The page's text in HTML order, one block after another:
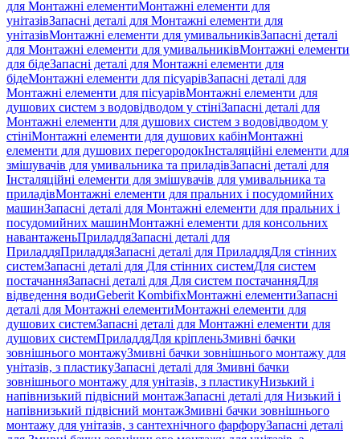
для Монтажні елементиМонтажні елементи для
унітазівЗапасні деталі для Монтажні елементи для
унітазівМонтажні елементи для умивальниківЗапасні деталі
для Монтажні елементи для умивальниківМонтажні елементи
для бідеЗапасні деталі для Монтажні елементи для
бідеМонтажні елементи для пісуарівЗапасні деталі для
Монтажні елементи для пісуарівМонтажні елементи для
душових систем з водовідводом у стініЗапасні деталі для
Монтажні елементи для душових систем з водовідводом у
стініМонтажні елементи для душових кабінМонтажні
елементи для душових перегородокІнсталяційні елементи для
змішувачів для умивальника та приладівЗапасні деталі для
Інсталяційні елементи для змішувачів для умивальника та
приладівМонтажні елементи для пральних і посудомийних
машинЗапасні деталі для Монтажні елементи для пральних і
посудомийних машинМонтажні елементи для консольних
навантаженьПриладдяЗапасні деталі для
ПриладдяПриладдяЗапасні деталі для ПриладдяДля стінних
системЗапасні деталі для Для стінних системДля систем
постачанняЗапасні деталі для Для систем постачанняДля
відведення водиGeberit KombifixМонтажні елементиЗапасні
деталі для Монтажні елементиМонтажні елементи для
душових системЗапасні деталі для Монтажні елементи для
душових системПриладдяДля кріпленьЗмивні бачки
зовнішнього монтажуЗмивні бачки зовнішнього монтажу для
унітазів, з пластикуЗапасні деталі для Змивні бачки
зовнішнього монтажу для унітазів, з пластикуНизький і
напівнизький підвісний монтажЗапасні деталі для Низький і
напівнизький підвісний монтажЗмивні бачки зовнішнього
монтажу для унітазів, з сантехнічного фарфоруЗапасні деталі